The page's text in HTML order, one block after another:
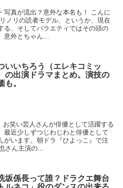
写真が流出？意外な本名も！ こんに
ノリの読者モデル、というか、現在
る、そしてバラエティではその頭の
意外とちゃん...
いいちろう（エレキコミッ
の出演ドラマまとめ。演技の
も。
笑い芸人さんが俳優として活躍する
最近少しずつじわじわと俳優として
がいます。朝ドラ『ひよっこ』で注
さん主演の...
坂係長って誰？ドラクエ舞台